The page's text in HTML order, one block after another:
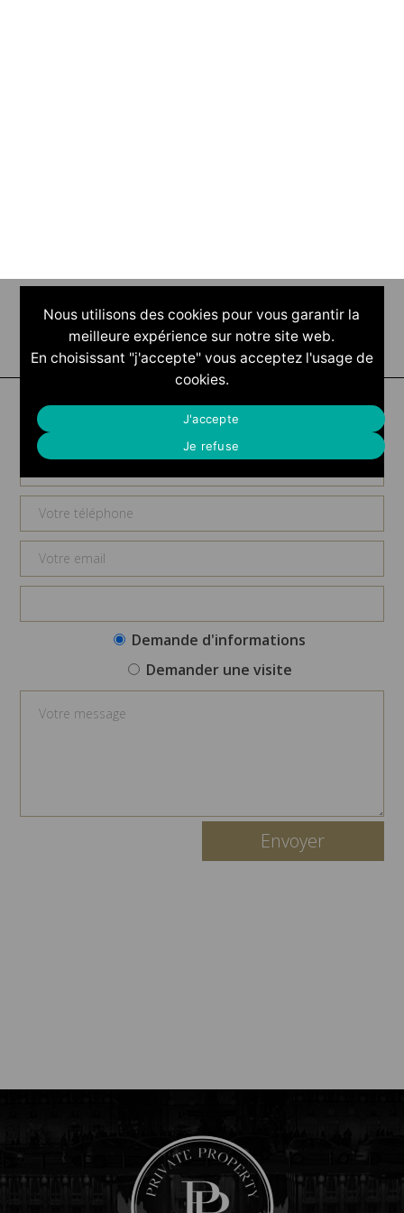
Demande d'informations
Demande d'informations
Demander une visite
Nous utilisons des cookies pour vous garantir la
meilleure expérience sur notre site web.
En choisissant "j'accepte" vous acceptez l'usage de
cookies.
J'accepte
Je refuse